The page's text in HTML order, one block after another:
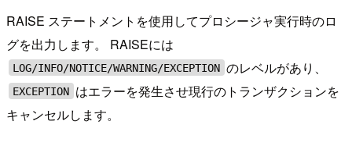
RAISE ステートメントを使用してプロシージャ実行時のロ
グを出力します。 RAISEには
LOG/INFO/NOTICE/WARNING/EXCEPTION のレベルがあり、
EXCEPTION はエラーを発生させ現行のトランザクションを
キャンセルします。